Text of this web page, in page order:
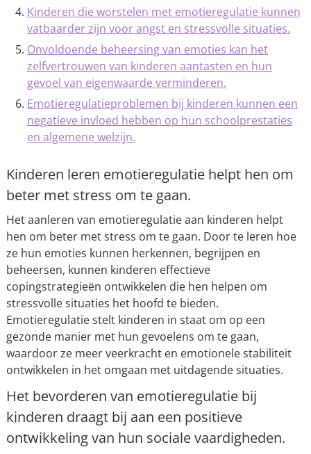
Kinderen die worstelen met emotieregulatie kunnen
vatbaarder zijn voor angst en stressvolle situaties.
Onvoldoende beheersing van emoties kan het
zelfvertrouwen van kinderen aantasten en hun
gevoel van eigenwaarde verminderen.
Emotieregulatieproblemen bij kinderen kunnen een
negatieve invloed hebben op hun schoolprestaties
en algemene welzijn.
Kinderen leren emotieregulatie helpt hen om
beter met stress om te gaan.
Het aanleren van emotieregulatie aan kinderen helpt
hen om beter met stress om te gaan. Door te leren hoe
ze hun emoties kunnen herkennen, begrijpen en
beheersen, kunnen kinderen effectieve
copingstrategieën ontwikkelen die hen helpen om
stressvolle situaties het hoofd te bieden.
Emotieregulatie stelt kinderen in staat om op een
gezonde manier met hun gevoelens om te gaan,
waardoor ze meer veerkracht en emotionele stabiliteit
ontwikkelen in het omgaan met uitdagende situaties.
Het bevorderen van emotieregulatie bij
kinderen draagt bij aan een positieve
ontwikkeling van hun sociale vaardigheden.